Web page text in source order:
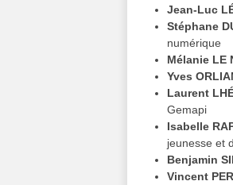
Jean-Luc
Stéphane
numérique
Mélanie LE
Yves
Laurent
Gemapi
Isabelle
jeunesse et
Benjamin
Vincent